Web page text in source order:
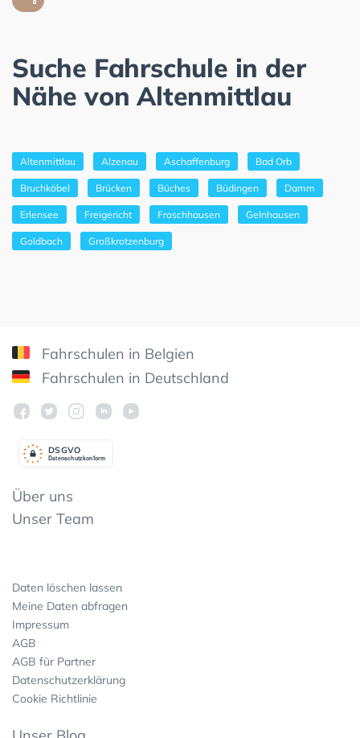
Suche Fahrschule in der
Nähe von Altenmittlau
Altenmittlau Alzenau Aschaffenburg Bad Orb
Bruchköbel Brücken Büches Büdingen Damm
Erlensee Freigericht Froschhausen Gelnhausen
Goldbach Großkrotzenburg
Fahrschulen in Belgien
Fahrschulen in Deutschland
Datenschutzkonform
DSGVO
Über uns
Unser Team
Daten löschen lassen
Meine Daten abfragen
Impressum
AGB
AGB für Partner
Datenschutzerklärung
Cookie Richtlinie